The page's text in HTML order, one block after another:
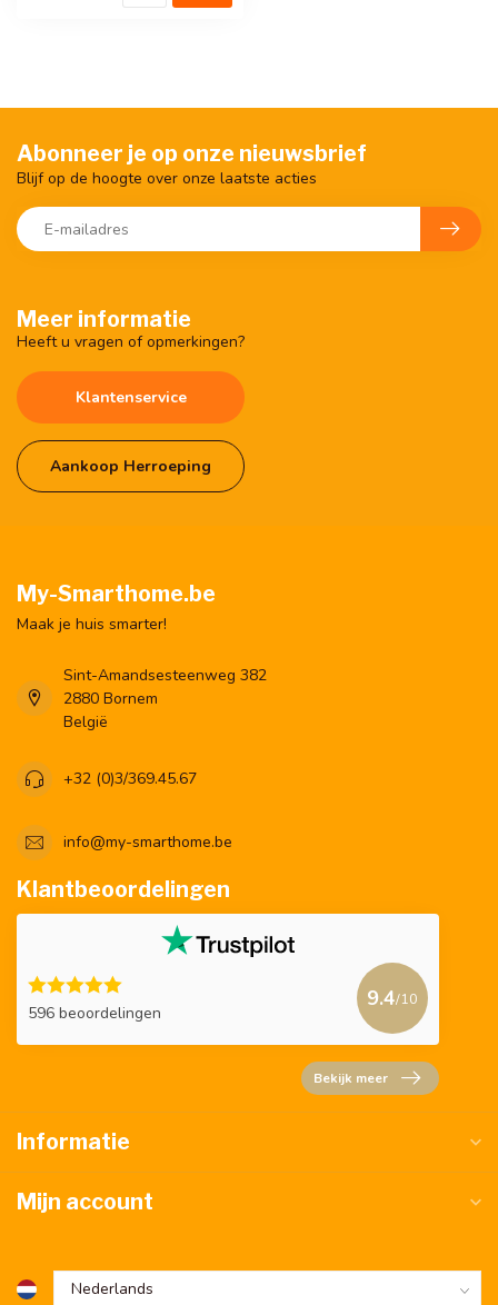
Meer informatie
Heeft u vragen of opmerkingen?
Klantenservice
Aankoop Herroeping
Abonneer je op onze nieuwsbrief
Blijf op de hoogte over onze laatste acties
My-Smarthome.be
Maak je huis smarter!
Sint-Amandsesteenweg 382
2880 Bornem
België
+32 (0)3/369.45.67
info@my-smarthome.be
Klantbeoordelingen
596 beoordelingen
9.4/10
Bekijk meer
Informatie
Mijn account